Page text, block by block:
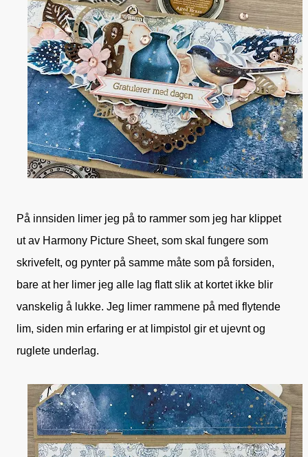
På innsiden limer jeg på to rammer som jeg har klippet
ut av Harmony Picture Sheet, som skal fungere som
skrivefelt, og pynter på samme måte som på forsiden,
bare at her limer jeg alle lag flatt slik at kortet ikke blir
vanskelig å lukke. Jeg limer rammene på med flytende
lim, siden min erfaring er at limpistol gir et ujevnt og
ruglete underlag.